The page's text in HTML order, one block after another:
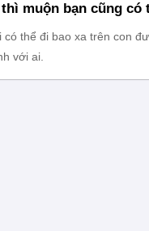
muộn bạn cũng
có thể đi bao xa trên con
với ai.